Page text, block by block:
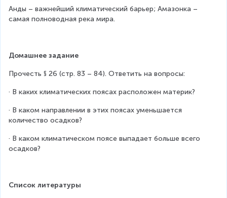
Анды – важнейший климатический барьер; Амазонка –
самая полноводная река мира.
Домашнее задание
Прочесть § 26 (стр. 83 – 84). Ответить на вопросы:
· В каких климатических поясах расположен материк?
· В каком направлении в этих поясах уменьшается
количество осадков?
· В каком климатическом поясе выпадает больше всего
осадков?
Список литературы